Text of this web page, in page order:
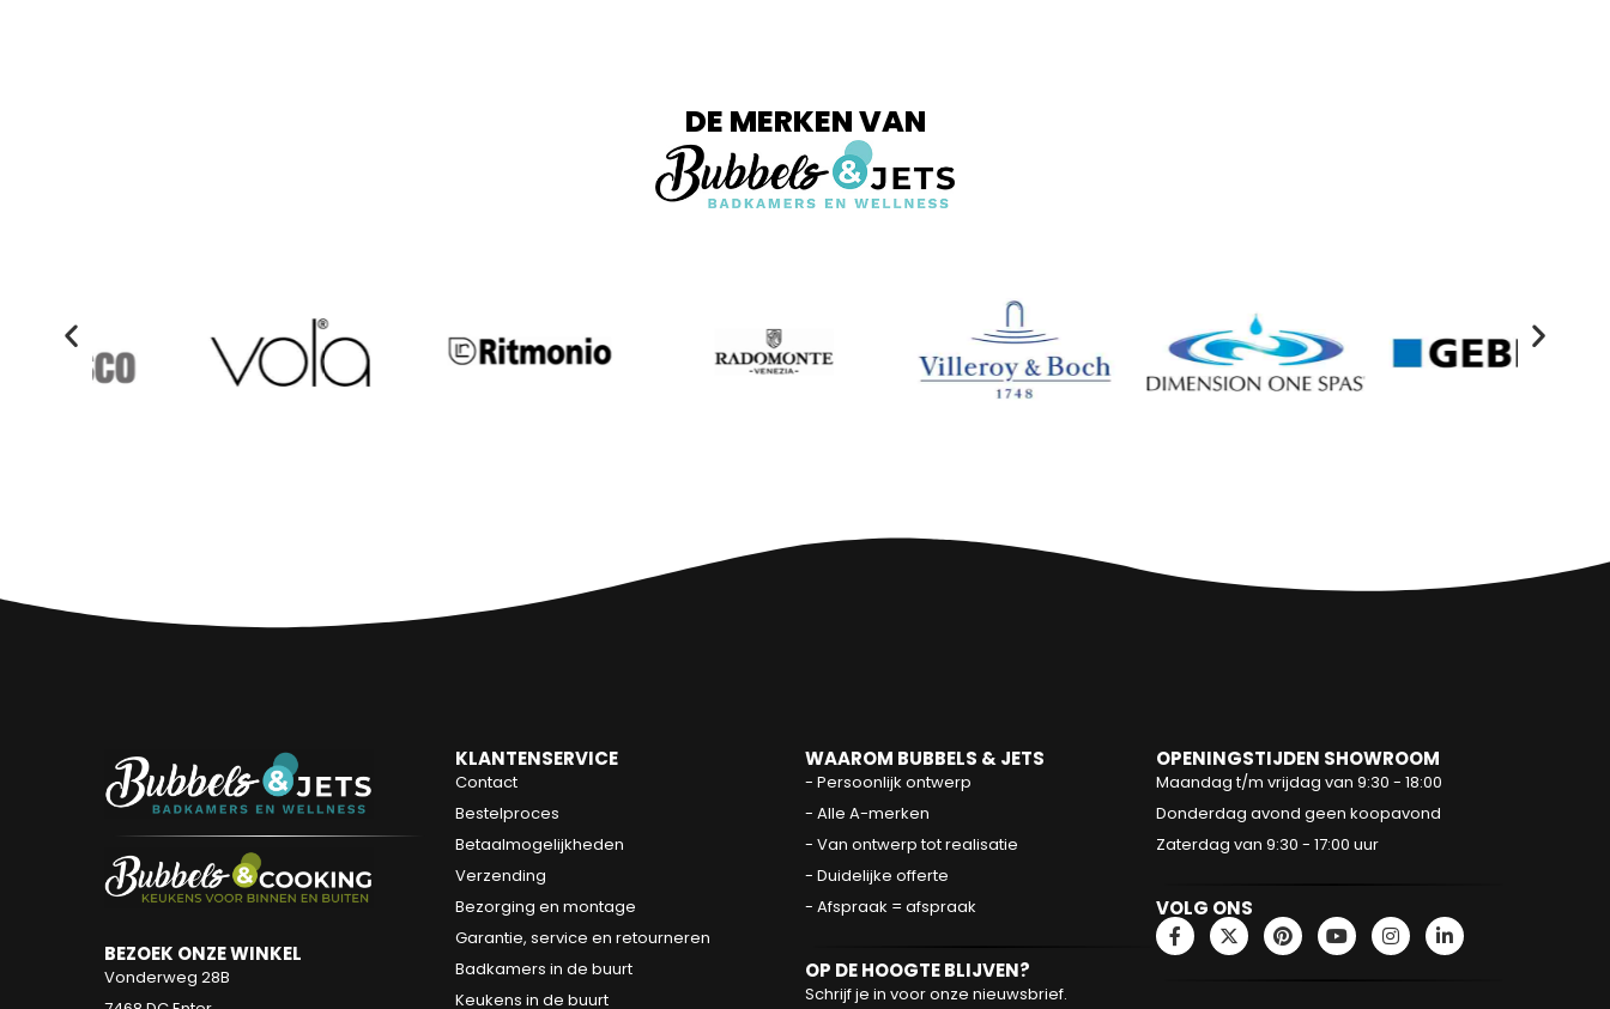
DE MERKEN VAN
BEZOEK ONZE WINKEL
Vonderweg 28B
KLANTENSERVICE
Contact
Bestelproces
Betaalmogelijkheden
Verzending
Bezorging en montage
Garantie, service en retourneren
Badkamers in de buurt
Keukens in de buurt
WAAROM BUBBELS & JETS
- Persoonlijk ontwerp
- Alle A-merken
- Van ontwerp tot realisatie
- Duidelijke offerte
- Afspraak = afspraak
OP DE HOOGTE BLIJVEN?
Schrijf je in voor onze nieuwsbrief.
OPENINGSTIJDEN SHOWROOM
Maandag t/m vrijdag van 9:30 - 18:00
Donderdag avond geen koopavond
Zaterdag van 9:30 - 17:00 uur
VOLG ONS